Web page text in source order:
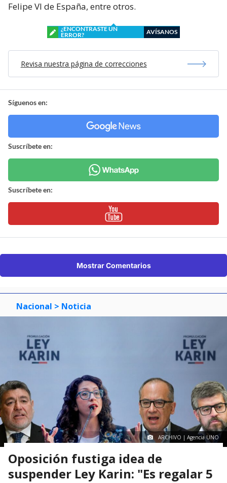
Felipe VI de España, entre otros.
¿ENCONTRASTE UN
ERROR?
AVÍSANOS
Revisa nuestra página de correcciones
Síguenos en:
Suscríbete en:
Suscríbete en:
Mostrar Comentarios
Nacional > Noticia
ARCHIVO | Agencia UNO
Oposición fustiga idea de
suspender Ley Karin: "Es regalar 5